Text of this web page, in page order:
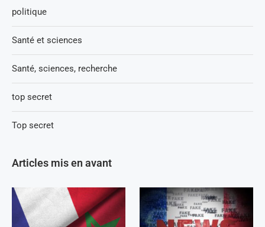
politique
Santé et sciences
Santé, sciences, recherche
top secret
Top secret
Articles mis en avant